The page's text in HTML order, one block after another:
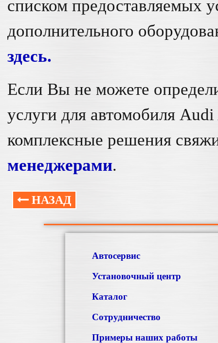
списком предоставляемых
дополнительного
здесь.
Если Вы не можете
услуги для автомобиля
комплексные решения
менеджерами.
НАЗАД
Автосервис
Установочный центр
Каталог
Сотрудничество
Примеры наших работы